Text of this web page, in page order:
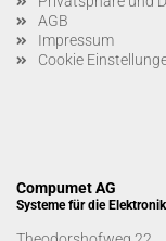
AGB
Impressum
Cookie
Compumet AG
Systeme für die